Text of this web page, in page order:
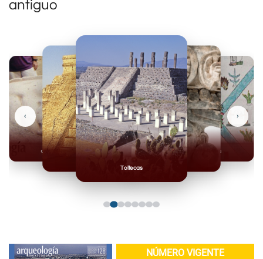
antiguo
Toltecas
Mexicas
Olmecas
‹ ›
NÚMERO VIGENTE